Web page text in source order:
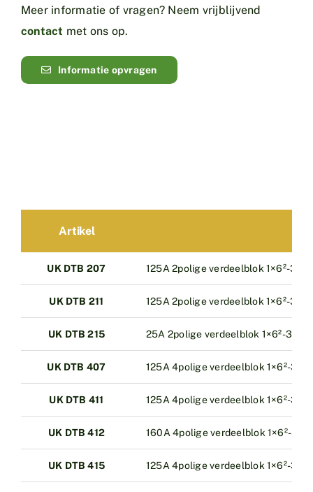
Meer informatie of vragen? Neem vrijblijvend
contact met ons op.
Informatie opvragen
Artikel
UK DTB 207 125A 2polige verdeelblok 1×6²-35²
UK DTB 211 125A 2polige verdeelblok 1×6²-35²
UK DTB 215 25A 2polige verdeelblok 1×6²-35² in
UK DTB 407 125A 4polige verdeelblok 1×6²-35²
UK DTB 411 125A 4polige verdeelblok 1×6²-35²
UK DTB 412 160A 4polige verdeelblok 1×6²-50²
UK DTB 415 125A 4polige verdeelblok 1×6²-35²